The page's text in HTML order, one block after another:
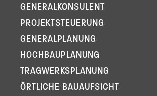
GENERAL­KONSULENT
PROJEKT­STEUERUNG
GENERAL­PLANUNG
HOCHBAUPLANUNG
TRAGWERKSPLANUNG
ÖRTLICHE BAUAUFSICHT